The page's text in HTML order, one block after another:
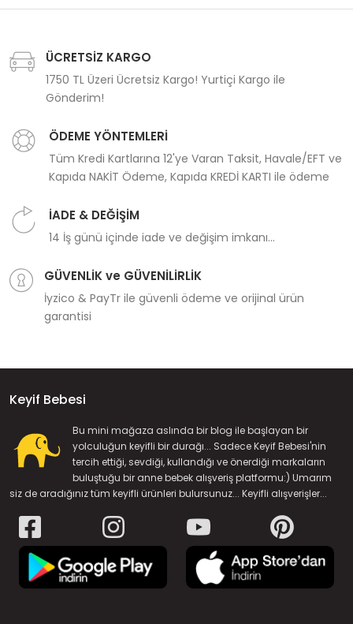
ÜCRETSİZ KARGO
1750 TL Üzeri Ücretsiz Kargo! Yurtiçi Kargo ile
Gönderim!
ÖDEME YÖNTEMLERİ
Tüm Kredi Kartlarına 12'ye Varan Taksit, Havale/EFT ve
Kapıda NAKİT Ödeme, Kapıda KREDİ KARTI ile ödeme
İADE & DEĞİŞİM
14 İş günü içinde iade ve değişim imkanı...
GÜVENLİK ve GÜVENİLİRLİK
İyzico & PayTr ile güvenli ödeme ve orijinal ürün
garantisi
Keyif Bebesi
Bu mini mağaza aslında bir blog ile başlayan bir
yolculuğun keyifli bir durağı... Sadece Keyif Bebesi'nin
tercih ettiği, sevdiği, kullandığı ve önerdiği markaların
buluştuğu bir anne bebek alışveriş platformu:) Umarım
siz de aradığınız tüm keyifli ürünleri bulursunuz... Keyifli alışverişler...